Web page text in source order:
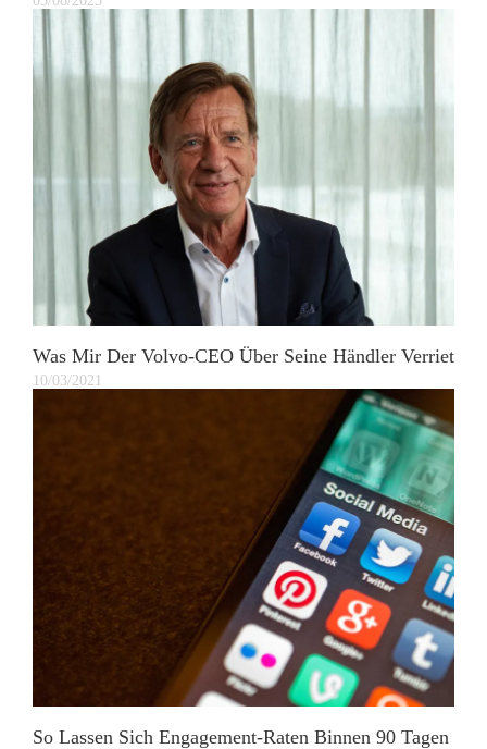
Was Mir Der Volvo-CEO Über Seine Händler Verriet
10/03/2021
So Lassen Sich Engagement-Raten Binnen 90 Tagen